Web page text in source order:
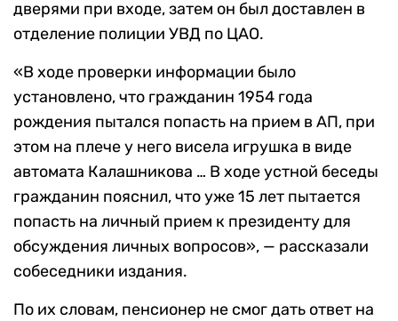
дверями при входе, затем он был доставлен в
отделение полиции УВД по ЦАО.
«В ходе проверки информации было
установлено, что гражданин 1954 года
рождения пытался попасть на прием в АП, при
этом на плече у него висела игрушка в виде
автомата Калашникова … В ходе устной беседы
гражданин пояснил, что уже 15 лет пытается
попасть на личный прием к президенту для
обсуждения личных вопросов», — рассказали
собеседники издания.
По их словам, пенсионер не смог дать ответ на